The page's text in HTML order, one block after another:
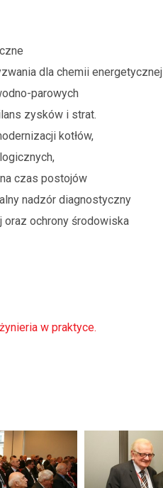
dla chemii energetycznej
parowych
zysków i strat.
kotłów,
czas postojów
nadzór diagnostyczny
oraz ochrony środowiska
w praktyce.